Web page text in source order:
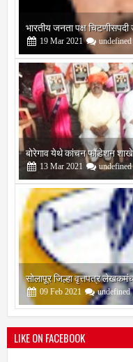
बोरेगाव येथे कांचन फौंडेशन
13 Mar 2021 undefined
सोलापूर जिल्हा वृत्तपत्र
09 Feb 2021 undefined
श्री मल्लिकार्जुन प्रशालेकडून
25 Mar 2021 undefined
LIKE ON FACEBOOK